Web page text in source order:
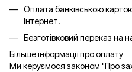
Оплата банківською
Інтернет.
Безготівковий переказ на
Більше інформації про оплату
Ми керуємося законом "Про